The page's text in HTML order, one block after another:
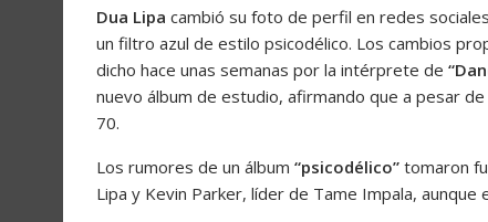
Dua Lipa cambió su foto de perfil en redes
un filtro azul de estilo psicodélico. Los cambios
dicho hace unas semanas por la intérprete de
nuevo álbum de estudio, afirmando que a pesar
70.
Los rumores de un álbum “psicodélico” tomaron
Lipa y Kevin Parker, líder de Tame Impala,